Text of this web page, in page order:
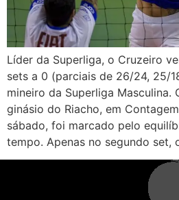
Líder da Superliga, o Cruzeiro
sets a 0 (parciais de 26/24, 25/
mineiro da Superliga Masculina.
ginásio do Riacho, em
sábado, foi marcado pelo
tempo. Apenas no segundo set,